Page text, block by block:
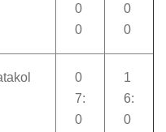
0
0
0
0
0
7:
0
1
6:
0